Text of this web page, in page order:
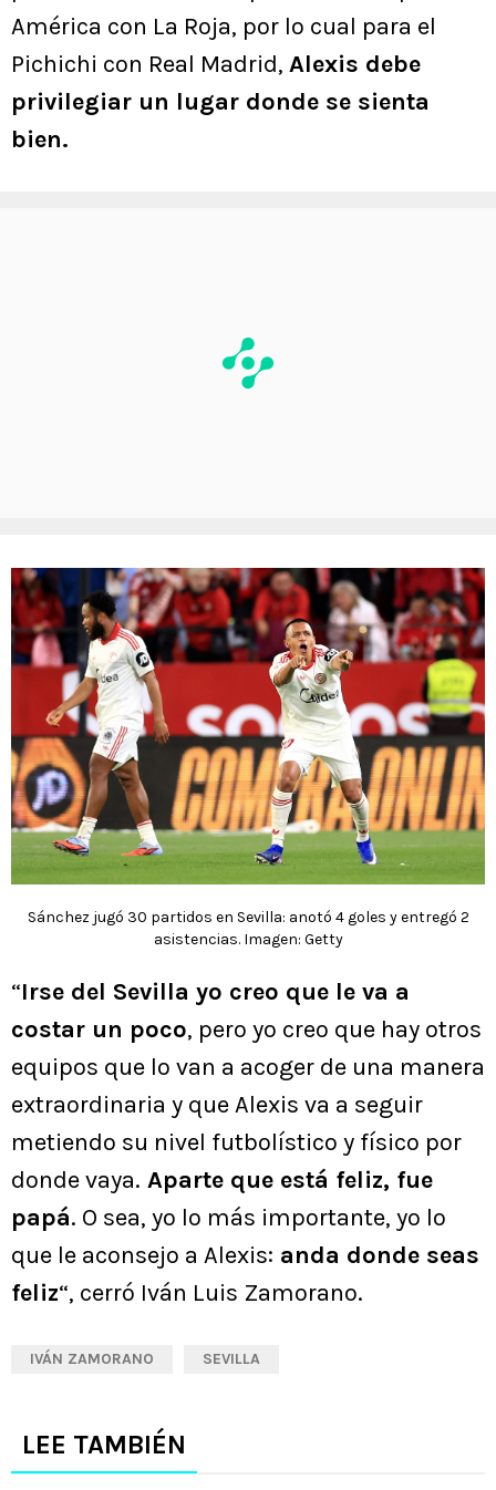
América con La Roja, por lo cual para el
Pichichi con Real Madrid, Alexis debe
privilegiar un lugar donde se sienta
bien.
Sánchez jugó 30 partidos en Sevilla: anotó 4 goles y entregó 2
asistencias. Imagen: Getty
“Irse del Sevilla yo creo que le va a
costar un poco, pero yo creo que hay otros
equipos que lo van a acoger de una manera
extraordinaria y que Alexis va a seguir
metiendo su nivel futbolístico y físico por
donde vaya. Aparte que está feliz, fue
papá. O sea, yo lo más importante, yo lo
que le aconsejo a Alexis: anda donde seas
feliz“, cerró Iván Luis Zamorano.
IVÁN ZAMORANO SEVILLA
LEE TAMBIÉN